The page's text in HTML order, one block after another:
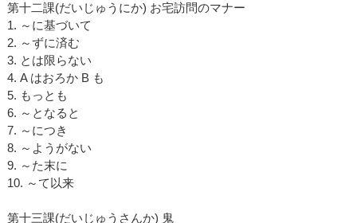
第十二課(だいじゅうにか) お宅訪問のマナー
1. ～に基づいて
2. ～ずに済む
3. とは限らない
4. A はおろか B も
5. もっとも
6. ～となると
7. ～につき
8. ～ようがない
9. ～た末に
10. ～て以来
第十三課(だいじゅうさんか) 鬼